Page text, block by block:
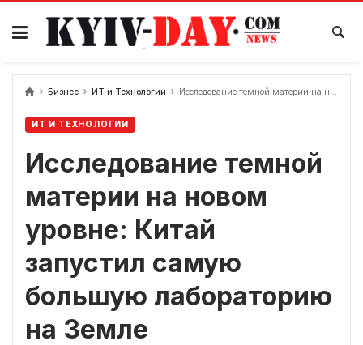
перейти
содержанию
Бизнес ИТ и Технологии Исследование темной материи на новом уровне: Китай запустил самую большую лабораторию на Земле
ИТ И ТЕХНОЛОГИИ
Исследование темной
материи на новом
уровне: Китай
запустил самую
большую лабораторию
на Земле